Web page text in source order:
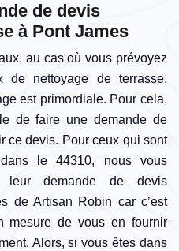
de devis
à Pont James
au cas où vous prévoyez
nettoyage de terrasse,
est primordiale. Pour cela,
de faire une demande de
ce devis. Pour ceux qui sont
le 44310, nous vous
leur demande de devis
de Artisan Robin car c’est
mesure de vous en fournir
Alors, si vous êtes dans